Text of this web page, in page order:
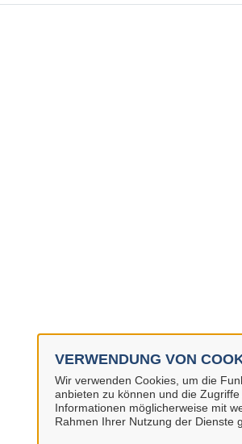
VERWENDUNG VON
Wir verwenden Cookies, um die
anbieten zu können und die
Informationen möglicherweise mit
Rahmen Ihrer Nutzung der Dienste